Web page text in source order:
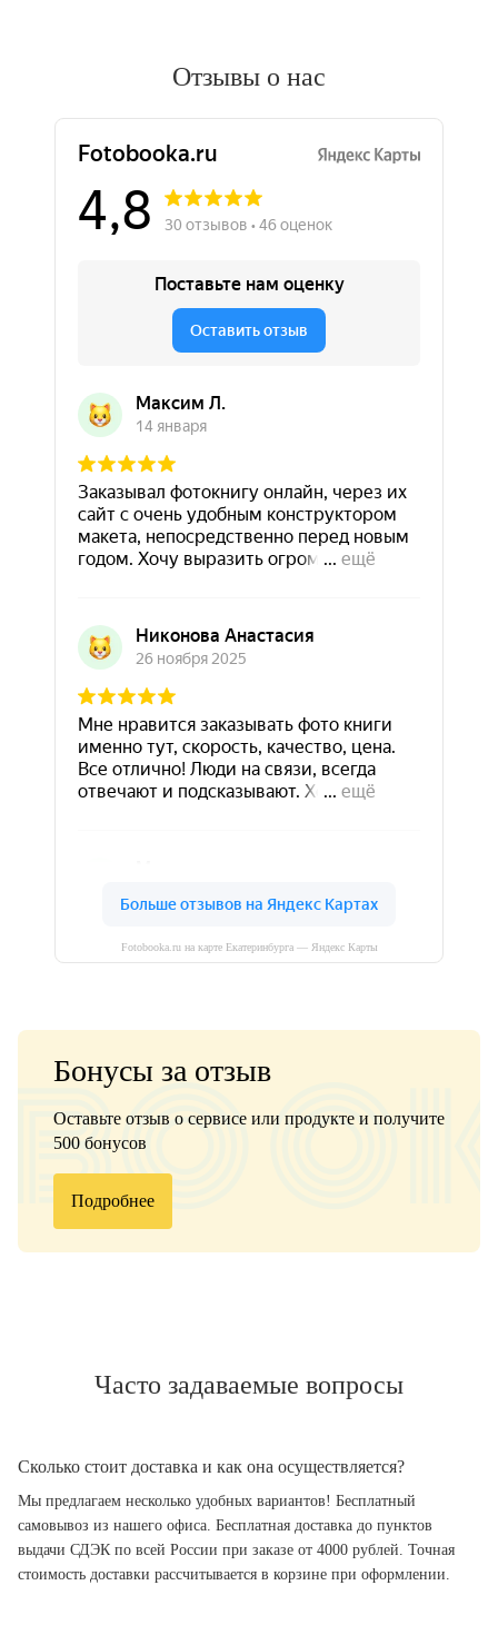
Отзывы о нас
Fotobooka.ru на карте Екатеринбурга — Яндекс Карты
Бонусы за отзыв
Оставьте отзыв о сервисе или продукте и получите
500 бонусов
Подробнее
Часто задаваемые вопросы
Сколько стоит доставка и как она осуществляется?
Мы предлагаем несколько удобных вариантов! Бесплатный
самовывоз из нашего офиса. Бесплатная доставка до пунктов
выдачи СДЭК по всей России при заказе от 4000 рублей. Точная
стоимость доставки рассчитывается в корзине при оформлении.